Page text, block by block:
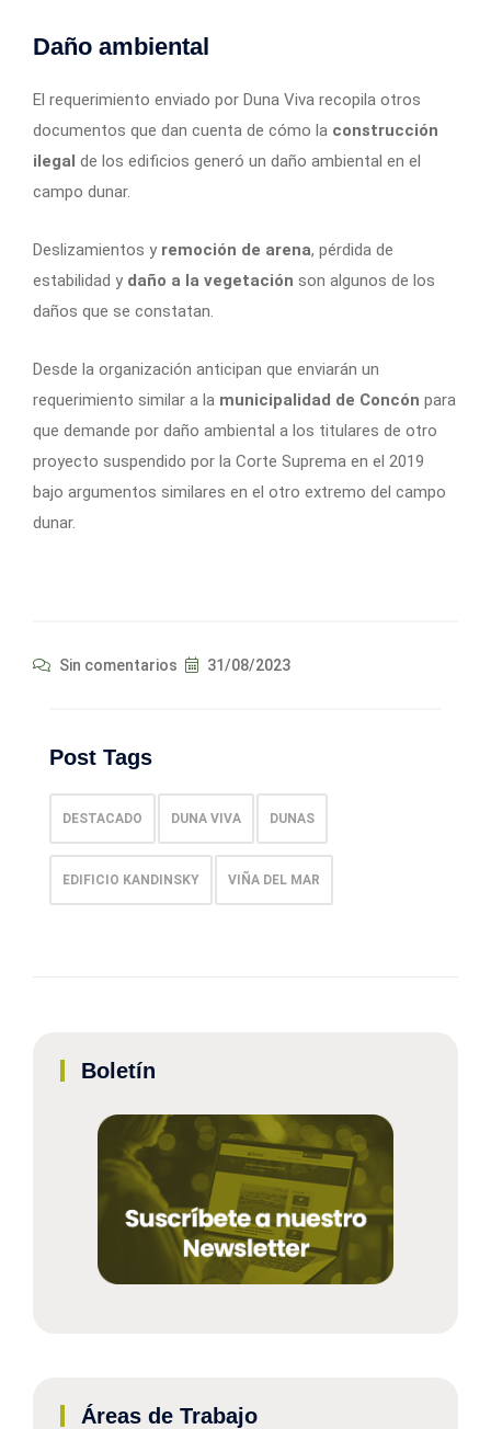
Daño ambiental
El requerimiento enviado por Duna Viva recopila otros
documentos que dan cuenta de cómo la construcción
ilegal de los edificios generó un daño ambiental en el
campo dunar.
Deslizamientos y remoción de arena, pérdida de
estabilidad y daño a la vegetación son algunos de los
daños que se constatan.
Desde la organización anticipan que enviarán un
requerimiento similar a la municipalidad de Concón para
que demande por daño ambiental a los titulares de otro
proyecto suspendido por la Corte Suprema en el 2019
bajo argumentos similares en el otro extremo del campo
dunar.
Sin comentarios 31/08/2023
Post Tags
DESTACADO DUNA VIVA DUNAS
EDIFICIO KANDINSKY VIÑA DEL MAR
Boletín
Áreas de Trabajo